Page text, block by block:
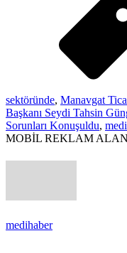
sektöründe, Manavgat
Başkanı Seydi Tahsin
Sorunları Konuşuldu,
MOBİL REKLAM
medihaber